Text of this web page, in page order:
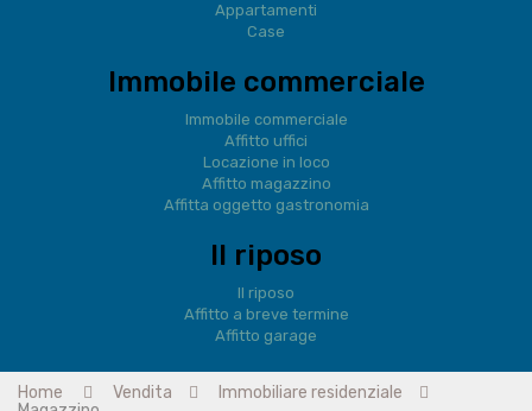
Appartamenti
Case
Immobile commerciale
Immobile commerciale
Affitto uffici
Locazione in loco
Affitto magazzino
Affitta oggetto gastronomia
Il riposo
Il riposo
Affitto a breve termine
Affitto garage
Home Vendita
Immobiliare residenziale